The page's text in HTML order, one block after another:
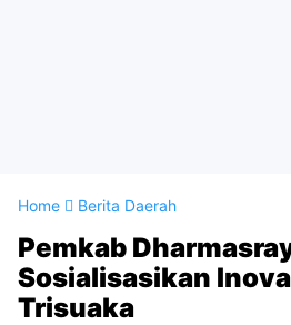
Home Berita Daerah
Pemkab
Sosialisasikan
Trisuaka